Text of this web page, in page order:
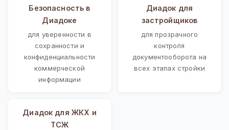
Безопасность в
Диадоке
для уверенности в
сохранности и
конфиденциальности
коммерческой
информации
Диадок для
застройщиков
для прозрачного
контроля
документооборота на
всех этапах стройки
Диадок для ЖКХ и
ТСЖ